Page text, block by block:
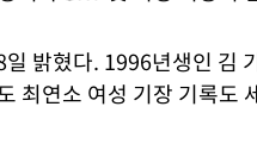
밝혔다. 1996년생인 김
최연소 여성 기장 기록도